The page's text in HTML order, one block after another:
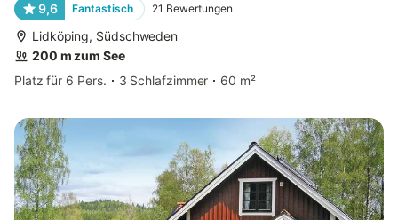
9,6 Fantastisch 21 Bewertungen
Lidköping, Südschweden
200 m zum See
Platz für 6 Pers.
3 Schlafzimmer 60 m²